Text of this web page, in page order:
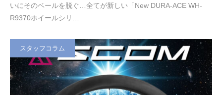
いにそのベールを脱ぐ…全てが新しい「New DURA-ACE WH-
R9370ホイールシリ…
スタッフコラム